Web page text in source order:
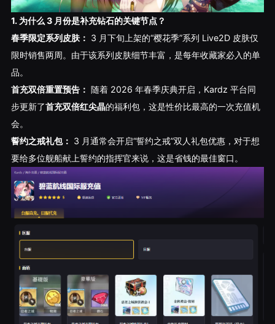
1. 为什么 3 月份是补充钻石的关键节点？
春季限定系列皮肤： 3 月下旬上架的“樱花季”系列 Live2D 皮肤仅
限时销售两周。由于该系列皮肤细节丰富，是每年收藏家必入的单
品。
首充双倍重置预告： 随着 2026 年春季庆典开启，Kardz 平台同
步更新了首充双倍红尖晶的福利包，这是性价比最高的一次充值机
会。
誓约之戒礼包： 3 月通常会开启“誓约之戒”双人礼包优惠，对于想
要给多位舰船献上誓约的指挥官来说，这是省钱的最佳窗口。